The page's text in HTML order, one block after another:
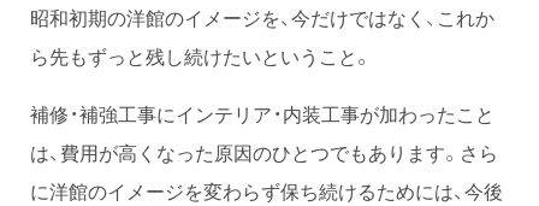
昭和初期の洋館のイメージを、今だけではなく、これか
ら先もずっと残し続けたいということ。
補修・補強工事にインテリア・内装工事が加わったこと
は、費用が高くなった原因のひとつでもあります。さら
に洋館のイメージを変わらず保ち続けるためには、今後